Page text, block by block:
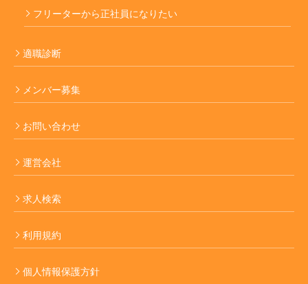
フリーターから正社員になりたい
適職診断
メンバー募集
お問い合わせ
運営会社
求人検索
利用規約
個人情報保護方針